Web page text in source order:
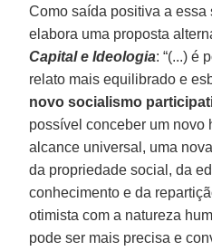
Como saída positiva a
elabora uma proposta
Capital e Ideologia: “(...) é
relato mais equilibrado e
novo socialismo
possível conceber um novo
alcance universal, uma
da propriedade social, da
conhecimento e da
otimista com a natureza
pode ser mais precisa e